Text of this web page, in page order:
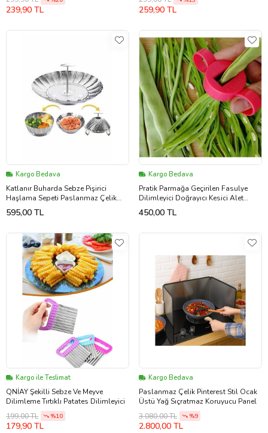
239,90 TL 259,90 TL
Kargo Bedava
Katlanır Buharda Sebze Pişirici
Haşlama Sepeti Paslanmaz Çelik
Buharlı Pişirici BÜYÜK BOY 16-26 CM
(Krom)
595,00 TL
Kargo Bedava
Pratik Parmağa Geçirilen Fasulye
Dilimleyici Doğrayıcı Kesici Alet
Aparat
450,00 TL
Kargo ile Teslimat
QNİAY Şekilli Sebze Ve Meyve
Dilimleme Tırtıklı Patates Dilimleyici
199,00 TL
%10
179,90 TL
Kargo Bedava
Paslanmaz Çelik Pinterest Stil Ocak
Üstü Yağ Sıçratmaz Koruyucu Panel
3.080,00 TL
%9
2.800,00 TL